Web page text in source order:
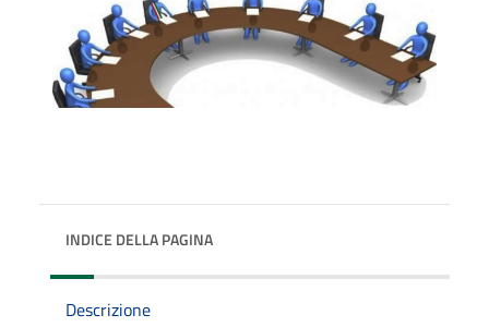
INDICE DELLA PAGINA
Descrizione